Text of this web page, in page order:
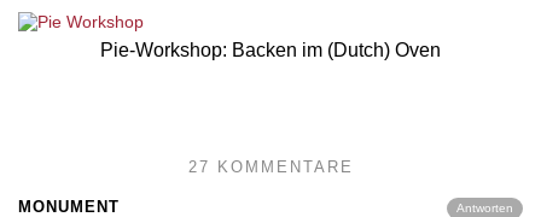
Pie-Workshop: Backen im (Dutch) Oven
27 KOMMENTARE
Antworten
MONUMENT